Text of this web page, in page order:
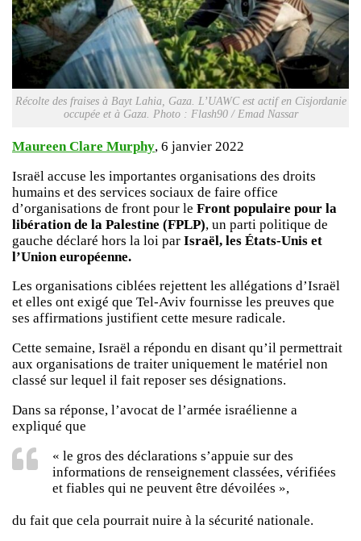
Récolte des fraises à Bayt Lahia, Gaza. L’UAWC est actif en Cisjordanie
occupée et à Gaza. Photo : Flash90 / Emad Nassar
Maureen Clare Murphy, 6 janvier 2022
Israël accuse les importantes organisations des droits
humains et des services sociaux de faire office
d’organisations de front pour le Front populaire pour la
libération de la Palestine (FPLP), un parti politique de
gauche déclaré hors la loi par Israël, les États-Unis et
l’Union européenne.
Les organisations ciblées rejettent les allégations d’Israël
et elles ont exigé que Tel-Aviv fournisse les preuves que
ses affirmations justifient cette mesure radicale.
Cette semaine, Israël a répondu en disant qu’il permettrait
aux organisations de traiter uniquement le matériel non
classé sur lequel il fait reposer ses désignations.
Dans sa réponse, l’avocat de l’armée israélienne a
expliqué que
« le gros des déclarations s’appuie sur des
informations de renseignement classées, vérifiées
et fiables qui ne peuvent être dévoilées »,
du fait que cela pourrait nuire à la sécurité nationale.